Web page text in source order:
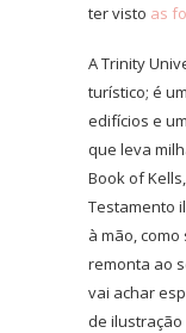
ter visto as
A Trinity
turístico; é
edifícios e
que leva
Book of
Testamento
à mão,
remonta ao
vai achar
de